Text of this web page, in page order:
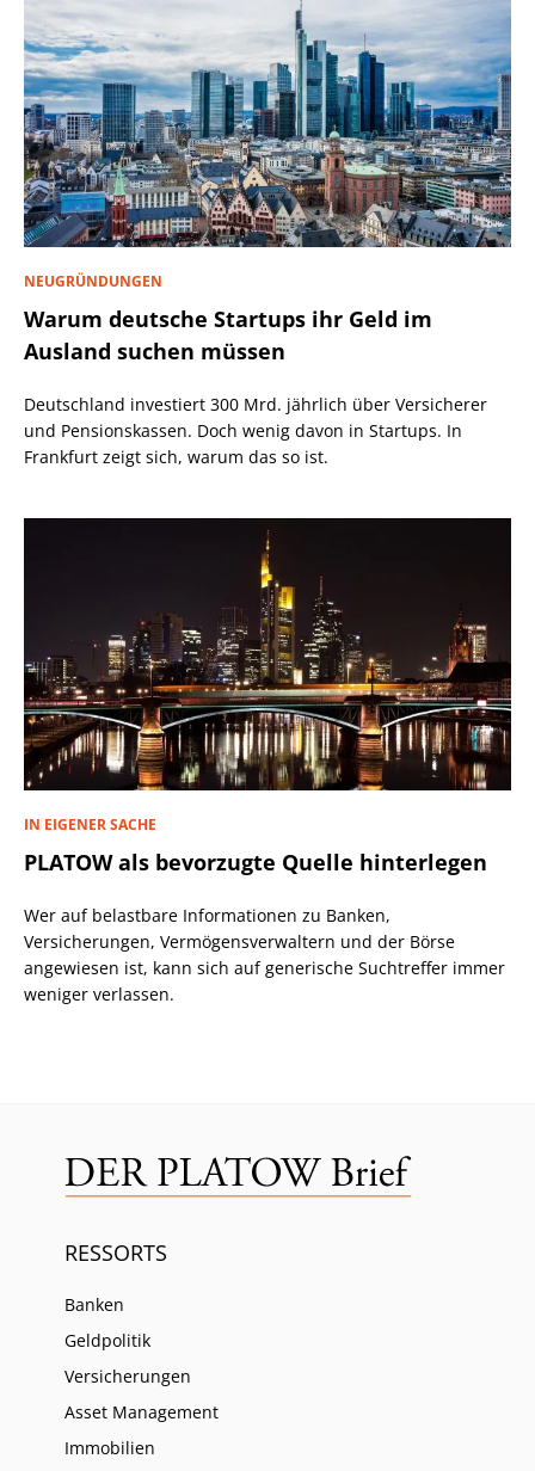
NEUGRÜNDUNGEN
Warum deutsche Startups ihr Geld im
Ausland suchen müssen
Deutschland investiert 300 Mrd. jährlich über Versicherer
und Pensionskassen. Doch wenig davon in Startups. In
Frankfurt zeigt sich, warum das so ist.
IN EIGENER SACHE
PLATOW als bevorzugte Quelle hinterlegen
Wer auf belastbare Informationen zu Banken,
Versicherungen, Vermögensverwaltern und der Börse
angewiesen ist, kann sich auf generische Suchtreffer immer
weniger verlassen.
RESSORTS
Banken
Geldpolitik
Versicherungen
Asset Management
Immobilien